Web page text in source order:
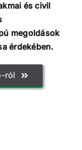
és civil
megoldások
érdekében.
ról